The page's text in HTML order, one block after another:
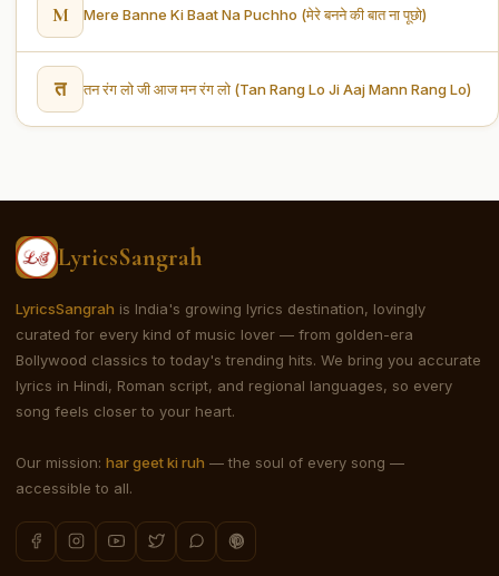
M Mere Banne Ki Baat Na Puchho (मेरे बनने की बात ना पूछो)
त तन रंग लो जी आज मन रंग लो (Tan Rang Lo Ji Aaj Mann Rang Lo)
LyricsSangrah
LyricsSangrah is India's growing lyrics destination, lovingly
curated for every kind of music lover — from golden-era
Bollywood classics to today's trending hits. We bring you accurate
lyrics in Hindi, Roman script, and regional languages, so every
song feels closer to your heart.
Our mission: har geet ki ruh — the soul of every song —
accessible to all.